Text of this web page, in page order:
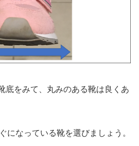
底をみて、丸みのある靴は良くあ
になっている靴を選びましょう。